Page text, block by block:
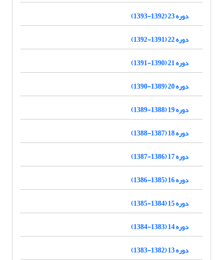
دوره 23 (1392-1393)
دوره 22 (1391-1392)
دوره 21 (1390-1391)
دوره 20 (1389-1390)
دوره 19 (1388-1389)
دوره 18 (1387-1388)
دوره 17 (1386-1387)
دوره 16 (1385-1386)
دوره 15 (1384-1385)
دوره 14 (1383-1384)
دوره 13 (1382-1383)